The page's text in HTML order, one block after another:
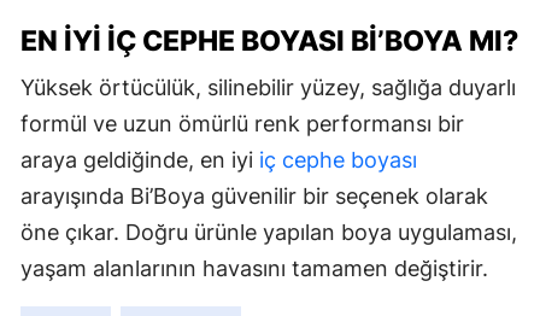
EN İYI İÇ CEPHE BOYASI BI’BOYA MI?
Yüksek örtücülük, silinebilir yüzey, sağlığa duyarlı
formül ve uzun ömürlü renk performansı bir
araya geldiğinde, en iyi iç cephe boyası
arayışında Bi’Boya güvenilir bir seçenek olarak
öne çıkar. Doğru ürünle yapılan boya uygulaması,
yaşam alanlarının havasını tamamen değiştirir.